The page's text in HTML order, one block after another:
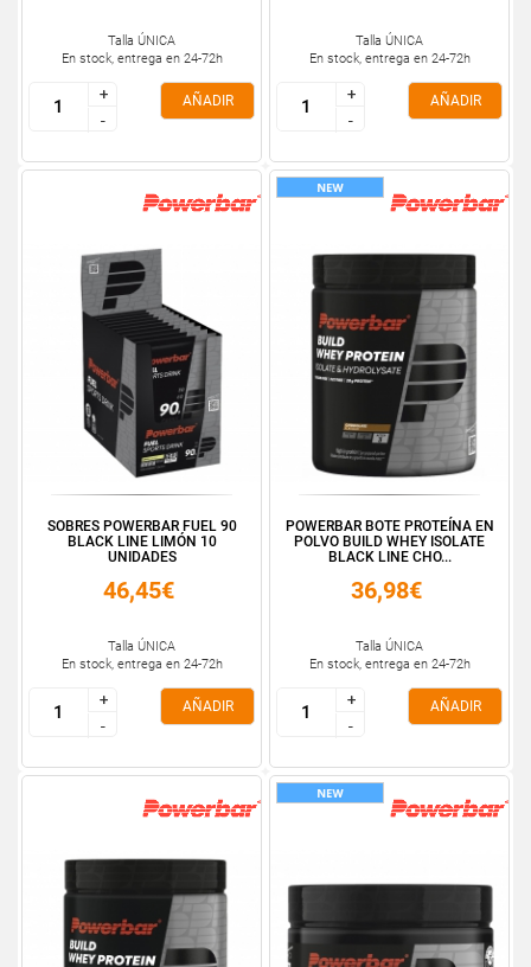
Talla ÚNICA
En stock, entrega en 24-72h
+
-
+
-
AÑADIR
Talla ÚNICA
En stock, entrega en 24-72h
+
-
+
-
AÑADIR
SOBRES POWERBAR FUEL 90
BLACK LINE LIMÓN 10
UNIDADES
46,45€
Talla ÚNICA
En stock, entrega en 24-72h
+
-
+
-
AÑADIR
POWERBAR BOTE PROTEÍNA EN
POLVO BUILD WHEY ISOLATE
BLACK LINE CHO...
36,98€
Talla ÚNICA
En stock, entrega en 24-72h
+
-
+
-
AÑADIR